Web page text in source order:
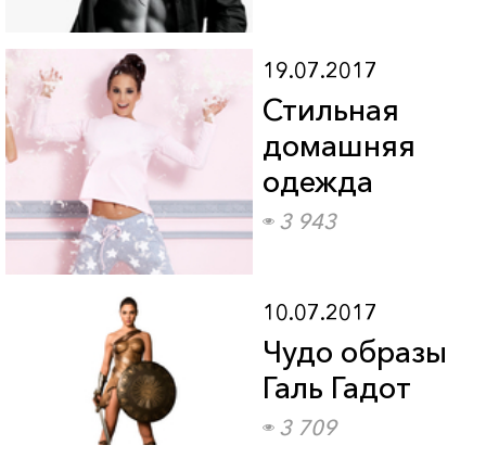
19.07.2017
Стильная
домашняя
одежда
3 943
10.07.2017
Чудо образы
Галь Гадот
3 709